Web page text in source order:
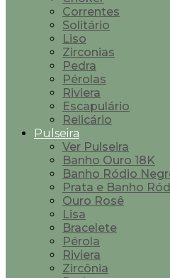
Correntes
Solitário
Liso
Zirconias
Pedra
Pérolas
Riviera
Escapulário
Relicário
Pulseira
Ver Pulseira
Banho Ouro 18K
Banho Ródio
Prata e Banho
Ouro Rosê
Lisa
Bracelete
Pérola
Riviera
Zircônia